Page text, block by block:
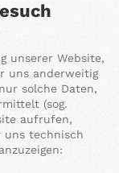
unserer Website,
uns anderweitig
solche Daten,
(sog.
aufrufen,
uns technisch